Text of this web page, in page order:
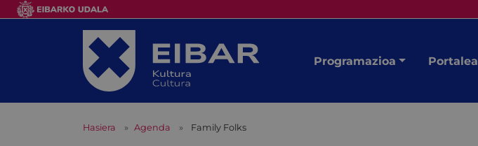
Programazioa Portalea
Hasiera Agenda Family Folks